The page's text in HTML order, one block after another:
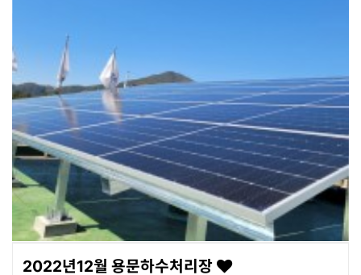
2022년12월 용문하수처리장